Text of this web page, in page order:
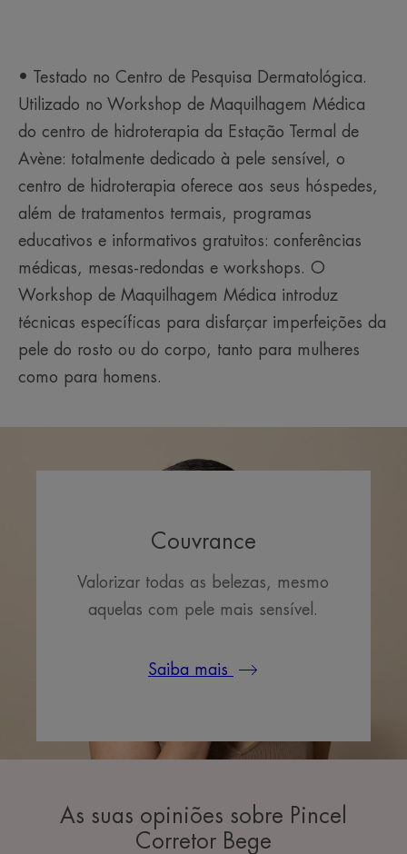
Bege ilumina as áreas de sombra do rosto e
disfarça os sinais de fadiga e linhas finas, para
uma tez uniforme e radiante. A fórmula, leve e fácil
de aplicar, respeita a pele sensível e protege
contra os raios UV, graças ao seu filtro SPF 15.
TEXTURA
Benefícios da textura
Textura leve, não oleosa, que não marca as imperfeições
Aroma do produto
• Testado no Centro de Pesquisa Dermatológica.
Utilizado no Workshop de Maquilhagem Médica
do centro de hidroterapia da Estação Termal de
Avène: totalmente dedicado à pele sensível, o
centro de hidroterapia oferece aos seus hóspedes,
além de tratamentos termais, programas
educativos e informativos gratuitos: conferências
médicas, mesas-redondas e workshops. O
Workshop de Maquilhagem Médica introduz
técnicas específicas para disfarçar imperfeições da
pele do rosto ou do corpo, tanto para mulheres
como para homens.
Couvrance
Valorizar todas as belezas, mesmo
aquelas com pele mais sensível.
Saiba mais
As suas opiniões sobre Pincel
Corretor Bege